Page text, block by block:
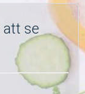
att se